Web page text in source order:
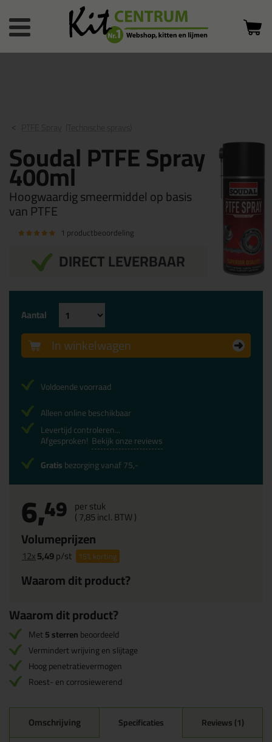
in winkelwagen
Bestelstatus
of inloggen
Soudal PTFE Spray
400ml
Hoogwaardig smeermiddel op basis
van PTFE
1 productbeoordeling
DIRECT LEVERBAAR
6,49 per stuk
(7,85incl. BTW )
Volumeprijzen
12x5,49p/st 15%korting
Waarom dit product?
Aantal
In winkelwagen
Voldoende voorraad
Alleen online beschikbaar
Levertijd controleren...
Afgesproken! Bekijk onze reviews
Gratisbezorging vanaf 75,-
Waarom dit product?
Met5 sterrenbeoordeeld
Vermindert wrijving en slijtage
Hoog penetratievermogen
Roest- en corrosiewerend
Omschrijving Specificaties Reviews (1)